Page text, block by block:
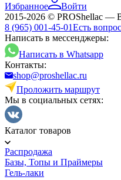
Избранное
Войти
2015-2026 © PROShellac —
8 (965) 001-45-01Есть
Написать в мессенджеры:
Написать в Whatsapp
Контакты:
shop@proshellac.ru
Проложить маршрут
Мы в социальных сетях:
Каталог товаров
Распродажа
Базы, Топы и Праймеры
Гель-лаки